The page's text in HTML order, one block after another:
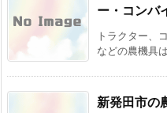
ー・コンバ
トラクター、
などの農機具
新発田市の